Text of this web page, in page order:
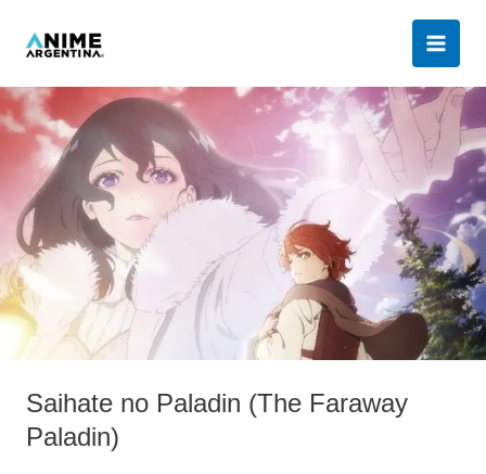
Saihate no Paladin (The Faraway
Paladin)
Saihate
no
Paladin
(The
Faraway
Paladin)